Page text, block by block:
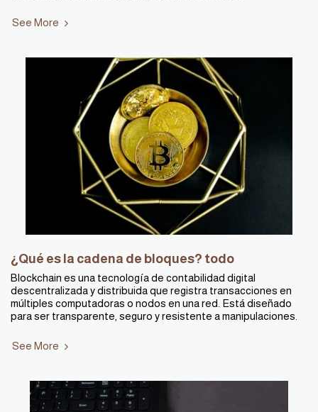
See More
¿Qué es la cadena de bloques? todo
Blockchain es una tecnología de contabilidad digital
descentralizada y distribuida que registra transacciones en
múltiples computadoras o nodos en una red. Está diseñado
para ser transparente, seguro y resistente a manipulaciones.
See More